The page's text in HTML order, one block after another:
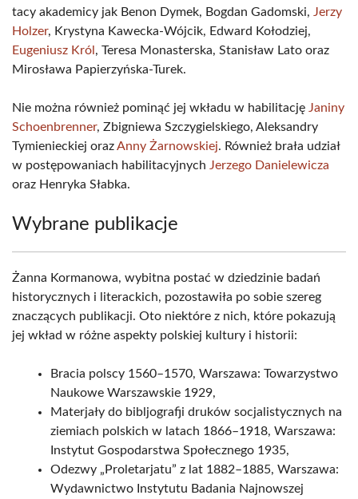
tacy akademicy jak Benon Dymek, Bogdan Gadomski, Jerzy
Holzer, Krystyna Kawecka-Wójcik, Edward Kołodziej,
Eugeniusz Król , Teresa Monasterska, Stanisław Lato oraz
Mirosława Papierzyńska-Turek.
Nie można również pominąć jej wkładu w habilitację Janiny
Schoenbrenner, Zbigniewa Szczygielskiego, Aleksandry
Tymienieckiej orazAnny Żarnowskiej. Również brała udział
w postępowaniach habilitacyjnych Jerzego Danielewicza
oraz Henryka Słabka.
Wybrane publikacje
Żanna Kormanowa, wybitna postać w dziedzinie badań
historycznych i literackich, pozostawiła po sobie szereg
znaczących publikacji. Oto niektóre z nich, które pokazują
jej wkład w różne aspekty polskiej kultury i historii:
Bracia polscy 1560–1570, Warszawa: Towarzystwo
Naukowe Warszawskie 1929,
Materjały do bibljografji druków socjalistycznych na
ziemiach polskich w latach 1866–1918, Warszawa:
Instytut Gospodarstwa Społecznego 1935,
Odezwy „Proletarjatu” z lat 1882–1885, Warszawa:
Wydawnictwo Instytutu Badania Najnowszej